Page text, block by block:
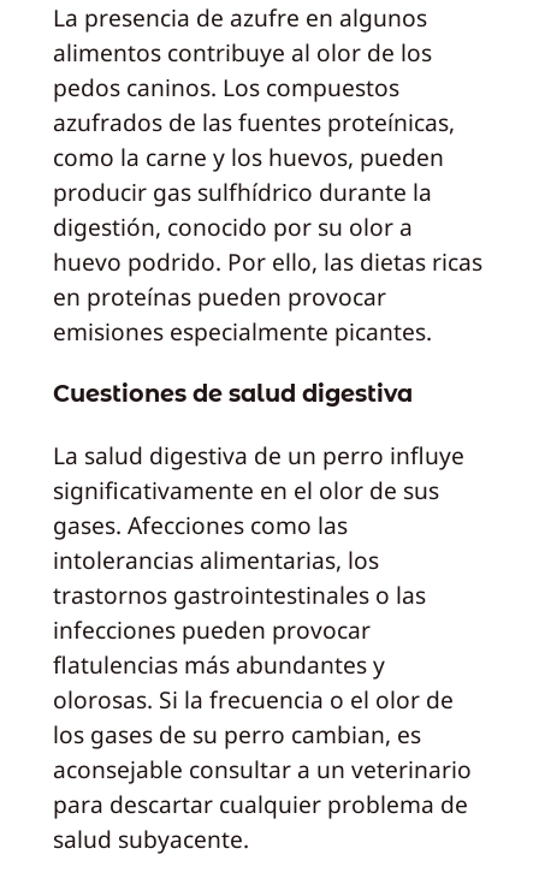
La presencia de azufre en algunos
alimentos contribuye al olor de los
pedos caninos. Los compuestos
azufrados de las fuentes proteínicas,
como la carne y los huevos, pueden
producir gas sulfhídrico durante la
digestión, conocido por su olor a
huevo podrido. Por ello, las dietas ricas
en proteínas pueden provocar
emisiones especialmente picantes.
Cuestiones de salud digestiva
La salud digestiva de un perro influye
significativamente en el olor de sus
gases. Afecciones como las
intolerancias alimentarias, los
trastornos gastrointestinales o las
infecciones pueden provocar
flatulencias más abundantes y
olorosas. Si la frecuencia o el olor de
los gases de su perro cambian, es
aconsejable consultar a un veterinario
para descartar cualquier problema de
salud subyacente.